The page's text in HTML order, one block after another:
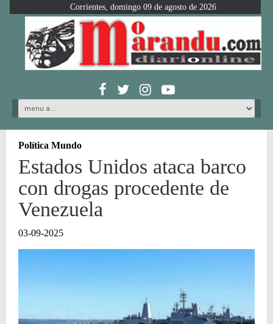
Corrientes, domingo 09 de agosto de 2026
Política Mundo
Estados Unidos ataca barco
con drogas procedente de
Venezuela
03-09-2025